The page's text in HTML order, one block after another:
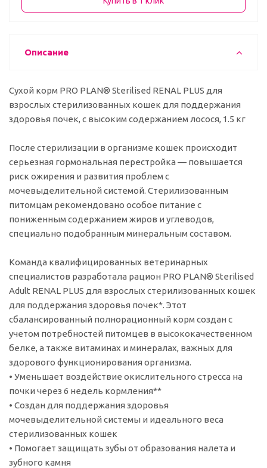
Описание
Сухой корм PRO PLAN® Sterilised RENAL PLUS для
взрослых стерилизованных кошек для поддержания
здоровья почек, с высоким содержанием лосося, 1.5 кг
После стерилизации в организме кошек происходит
серьезная гормональная перестройка — повышается
риск ожирения и развития проблем с
мочевыделительной системой. Стерилизованным
питомцам рекомендовано особое питание с
пониженным содержанием жиров и углеводов,
специально подобранным минеральным составом.
Команда квалифицированных ветеринарных
специалистов разработала рацион PRO PLAN® Sterilised
Adult RENAL PLUS для взрослых стерилизованных кошек
для поддержания здоровья почек*. Этот
сбалансированный полнорационный корм создан с
учетом потребностей питомцев в высококачественном
белке, а также витаминах и минералах, важных для
здорового функционирования организма.
• Уменьшает воздействие окислительного стресса на
почки через 6 недель кормления**
• Создан для поддержания здоровья
мочевыделительной системы и идеального веса
стерилизованных кошек
• Помогает защищать зубы от образования налета и
зубного камня